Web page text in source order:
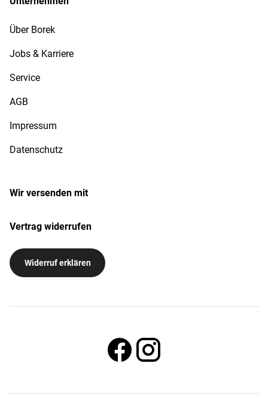
Über Borek
Jobs & Karriere
Service
AGB
Impressum
Datenschutz
Wir versenden mit
Vertrag widerrufen
Widerruf erklären